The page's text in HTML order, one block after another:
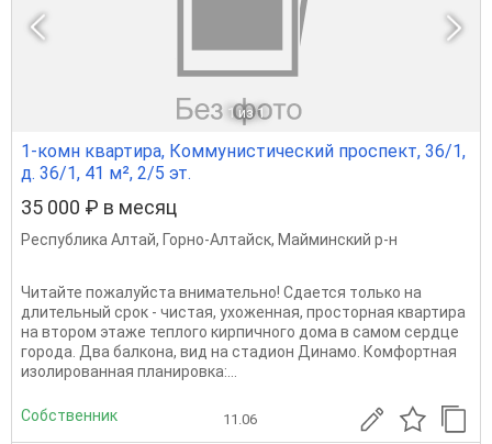
1 из 1
1-комн квартира, Коммунистический проспект, 36/1,
д. 36/1, 41 м², 2/5 эт.
35 000 ₽ в месяц
Республика Алтай, Горно-Алтайск, Майминский р-н
Читайте пожалуйста внимательно! Сдается только на
длительный срок - чистая, ухоженная, просторная квартира
на втором этаже теплого кирпичного дома в самом сердце
города. Два балкона, вид на стадион Динамо. Комфортная
изолированная планировка:...
Собственник 11.06